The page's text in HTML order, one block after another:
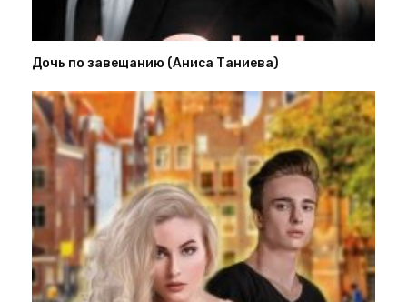
Дочь по завещанию (Аниса Таниева)